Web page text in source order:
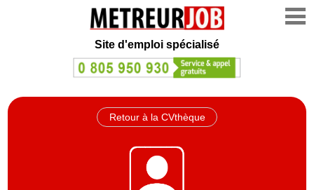
Site d'emploi spécialisé
Retour à la CVthèque